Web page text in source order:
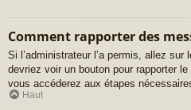
Comment rapporter des
Si l’administrateur l’a permis, allez
devriez voir un bouton pour rapporter
vous accéderez aux étapes
Haut